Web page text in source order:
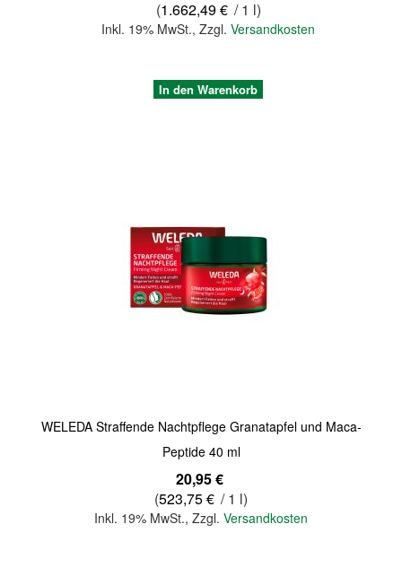
(1.662,49 € / 1 l)
Inkl. 19% MwSt.,Zzgl.Versandkosten
In den Warenkorb
WELEDA Straffende Nachtpflege Granatapfel und Maca-
Peptide 40 ml
20,95 €
(523,75 € / 1 l)
Inkl. 19% MwSt., Zzgl. Versandkosten